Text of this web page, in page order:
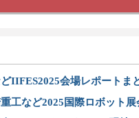
IIFES2025会場レポートま
工など2025国際ロボット